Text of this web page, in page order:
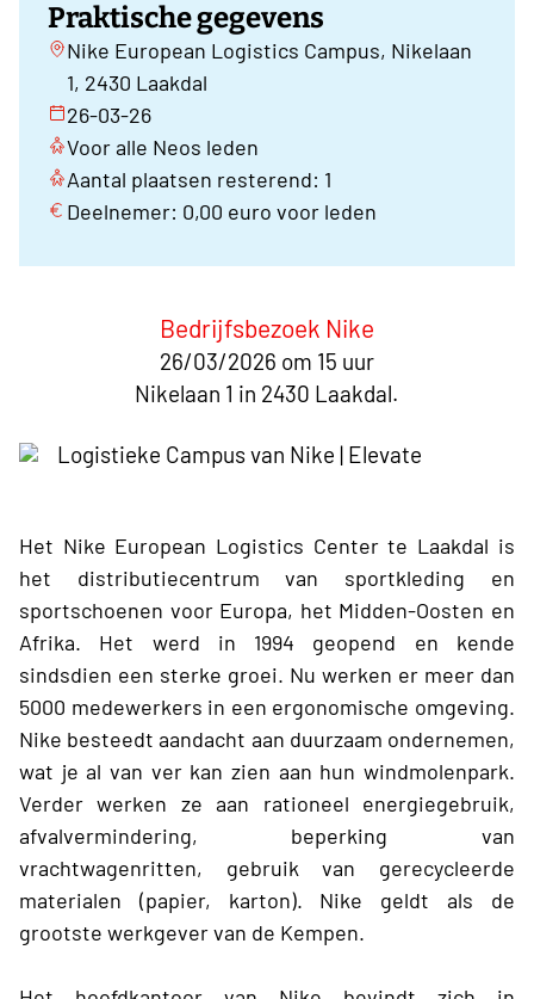
Praktische gegevens
Nike European Logistics Campus, Nikelaan
1, 2430 Laakdal
26-03-26
Voor alle Neos leden
Aantal plaatsen resterend: 1
Deelnemer: 0,00 euro voor leden
Bedrijfsbezoek Nike
26/03/2026 om 15 uur
Nikelaan 1 in 2430 Laakdal.
Het Nike European Logistics Center te Laakdal is
het distributiecentrum van sportkleding en
sportschoenen voor Europa, het Midden-Oosten en
Afrika. Het werd in 1994 geopend en kende
sindsdien een sterke groei. Nu werken er meer dan
5000 medewerkers in een ergonomische omgeving.
Nike besteedt aandacht aan duurzaam ondernemen,
wat je al van ver kan zien aan hun windmolenpark.
Verder werken ze aan rationeel energiegebruik,
afvalvermindering, beperking van
vrachtwagenritten, gebruik van gerecycleerde
materialen (papier, karton). Nike geldt als de
grootste werkgever van de Kempen.